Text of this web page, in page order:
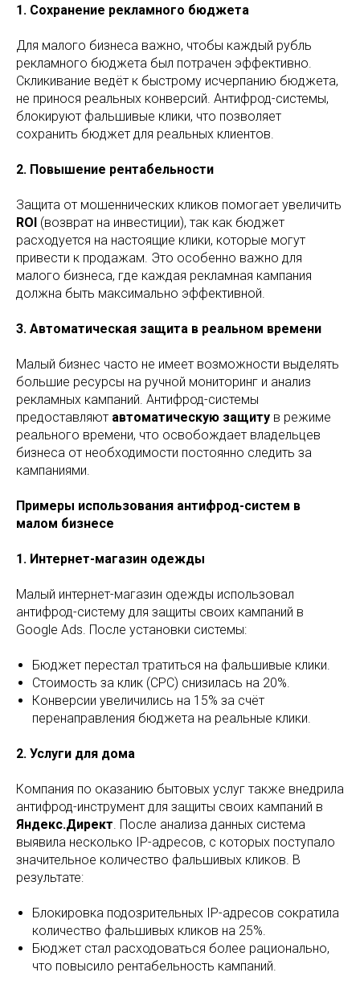
1. Сохранение рекламного бюджета
Для малого бизнеса важно, чтобы каждый рубль
рекламного бюджета был потрачен эффективно.
Скликивание ведёт к быстрому исчерпанию бюджета,
не принося реальных конверсий. Антифрод-системы,
блокируют фальшивые клики, что позволяет
сохранить бюджет для реальных клиентов.
2. Повышение рентабельности
Защита от мошеннических кликов помогает увеличить
ROI (возврат на инвестиции), так как бюджет
расходуется на настоящие клики, которые могут
привести к продажам. Это особенно важно для
малого бизнеса, где каждая рекламная кампания
должна быть максимально эффективной.
3. Автоматическая защита в реальном времени
Малый бизнес часто не имеет возможности выделять
большие ресурсы на ручной мониторинг и анализ
рекламных кампаний. Антифрод-системы
предоставляют автоматическую защиту в режиме
реального времени, что освобождает владельцев
бизнеса от необходимости постоянно следить за
кампаниями.
Примеры использования антифрод-систем в
малом бизнесе
1. Интернет-магазин одежды
Малый интернет-магазин одежды использовал
антифрод-систему для защиты своих кампаний в
Google Ads. После установки системы:
Бюджет перестал тратиться на фальшивые клики.
Стоимость за клик (CPC) снизилась на 20%.
Конверсии увеличились на 15% за счёт
перенаправления бюджета на реальные клики.
2. Услуги для дома
Компания по оказанию бытовых услуг также внедрила
антифрод-инструмент для защиты своих кампаний в
Яндекс.Директ. После анализа данных система
выявила несколько IP-адресов, с которых поступало
значительное количество фальшивых кликов. В
результате:
Блокировка подозрительных IP-адресов сократила
количество фальшивых кликов на 25%.
Бюджет стал расходоваться более рационально,
что повысило рентабельность кампаний.